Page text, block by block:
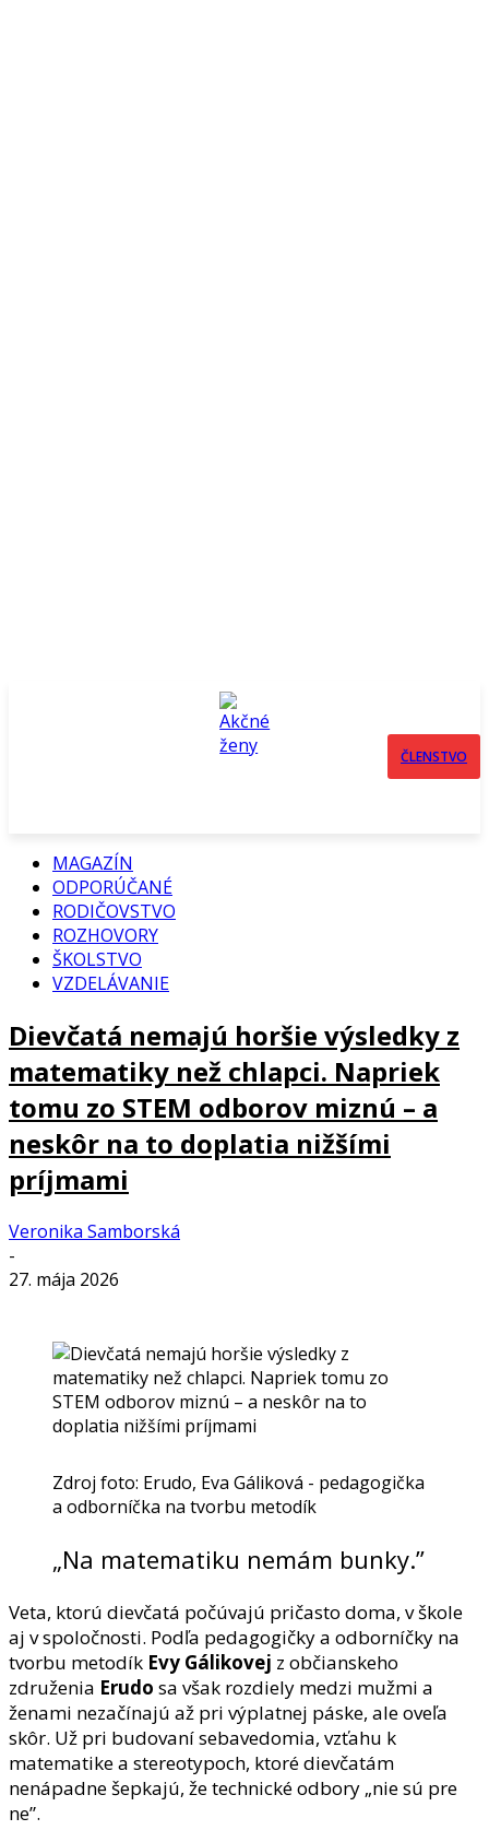
ČLENSTVO
MAGAZÍN
ODPORÚČANÉ
RODIČOVSTVO
ROZHOVORY
ŠKOLSTVO
VZDELÁVANIE
Dievčatá nemajú horšie výsledky z
matematiky než chlapci. Napriek
tomu zo STEM odborov miznú – a
neskôr na to doplatia nižšími
príjmami
Veronika Samborská
-
27. mája 2026
Zdroj foto: Erudo, Eva Gáliková - pedagogička
a odborníčka na tvorbu metodík
„Na matematiku nemám bunky.”
Veta, ktorú dievčatá počúvajú pričasto doma, v škole
aj v spoločnosti. Podľa pedagogičky a odborníčky na
tvorbu metodík Evy Gálikovej z občianskeho
združenia Erudo sa však rozdiely medzi mužmi a
ženami nezačínajú až pri výplatnej páske, ale oveľa
skôr. Už pri budovaní sebavedomia, vzťahu k
matematike a stereotypoch, ktoré dievčatám
nenápadne šepkajú, že technické odbory „nie sú pre
ne”.